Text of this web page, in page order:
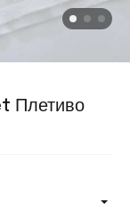
Плетиво